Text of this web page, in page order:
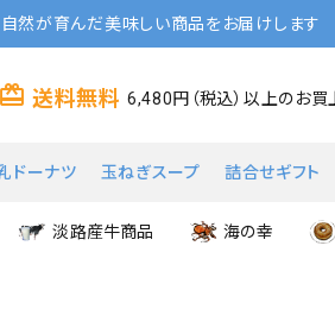
然が育んだ美味しい商品をお届けします
card_giftcard 送料無料 6,480円（税込）以上のお
ドーナツ 玉ねぎスープ 詰合せギフト
淡路産牛商品 海の幸